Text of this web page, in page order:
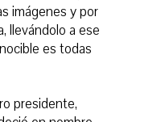
imágenes y por
llevándolo a ese
es todas
presidente,